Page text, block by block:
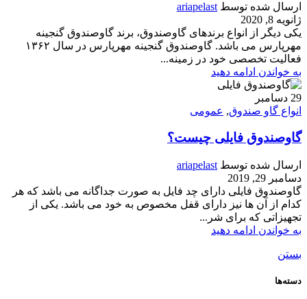
ارسال شده توسط ariapelast
ژانویه 8, 2020
یکی دیگر از انواع برندهای گاوصندوق، برند گاوصندوق گنجینه
مهرپارس می باشد. گاوصندوق گنجینه مهرپارس در سال ۱۳۶۲
فعالیت تخصصی خود در زمینه...
به خواندن ادامه دهید
29 دسامبر
انواع گاو صندوق, عمومی
گاوصندوق فایلی چیست؟
ارسال شده توسط ariapelast
دسامبر 29, 2019
گاوصندوق فایلی دارای چد فایل به صورت جداگانه می باشد که هر
کدام از آن ها نیز دارای قفل مخصوص به خود می باشد. یکی از
تجهیزاتی که برای شر...
به خواندن ادامه دهید
بستن
دسته‌ها